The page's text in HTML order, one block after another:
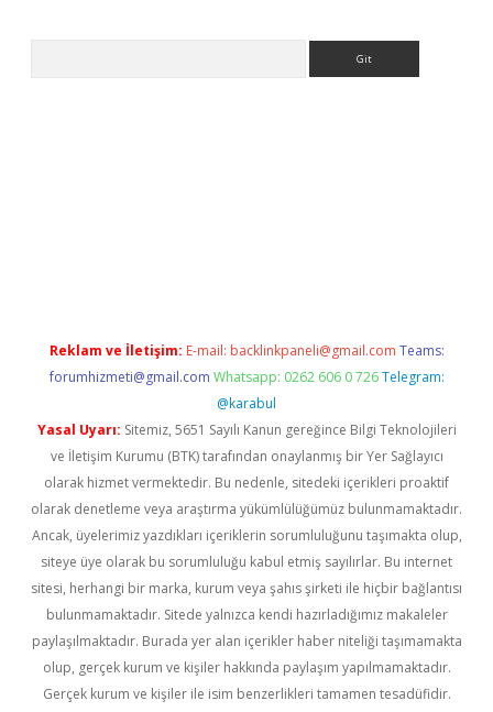
Reklam ve İletişim: E-mail: backlinkpaneli@gmail.com Teams:
forumhizmeti@gmail.com Whatsapp: 0262 606 0 726 Telegram:
@karabul
Yasal Uyarı: Sitemiz, 5651 Sayılı Kanun gereğince Bilgi Teknolojileri
ve İletişim Kurumu (BTK) tarafından onaylanmış bir Yer Sağlayıcı
olarak hizmet vermektedir. Bu nedenle, sitedeki içerikleri proaktif
olarak denetleme veya araştırma yükümlülüğümüz bulunmamaktadır.
Ancak, üyelerimiz yazdıkları içeriklerin sorumluluğunu taşımakta olup,
siteye üye olarak bu sorumluluğu kabul etmiş sayılırlar. Bu internet
sitesi, herhangi bir marka, kurum veya şahıs şirketi ile hiçbir bağlantısı
bulunmamaktadır. Sitede yalnızca kendi hazırladığımız makaleler
paylaşılmaktadır. Burada yer alan içerikler haber niteliği taşımamakta
olup, gerçek kurum ve kişiler hakkında paylaşım yapılmamaktadır.
Gerçek kurum ve kişiler ile isim benzerlikleri tamamen tesadüfidir.